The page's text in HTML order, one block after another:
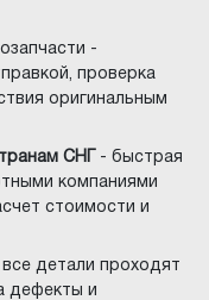
-
проверка
оригинальным
СНГ
- быстрая
компаниями
стоимости и
все детали проходят
дефекты и